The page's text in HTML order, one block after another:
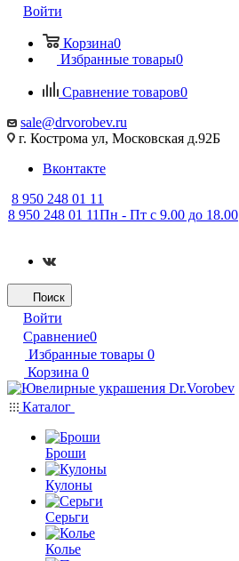
Войти
Корзина0
Избранные товары0
Сравнение товаров0
sale@drvorobev.ru
г. Кострома ул, Московская д.92Б
Вконтакте
8 950 248 01 11
8 950 248 01 11Пн - Пт с 9.00 до 18.00
Поиск
Войти
Сравнение0
Избранные товары 0
Корзина 0
Каталог
Броши
Кулоны
Серьги
Колье